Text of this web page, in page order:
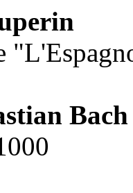
Bach